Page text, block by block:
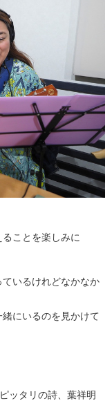
ことを楽しみに
いるけれどなかなか
にいるのを見かけて
ッタリの詩、葉祥明